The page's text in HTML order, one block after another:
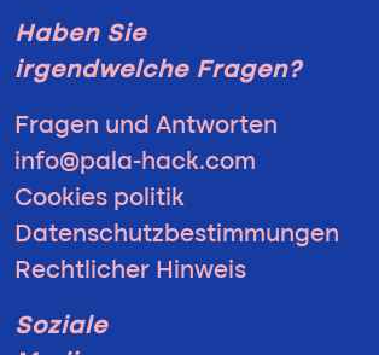
Haben Sie
irgendwelche Fragen?
Fragen und Antworten
info@pala-hack.com
Cookies politik
Datenschutzbestimmungen
Rechtlicher Hinweis
Soziale